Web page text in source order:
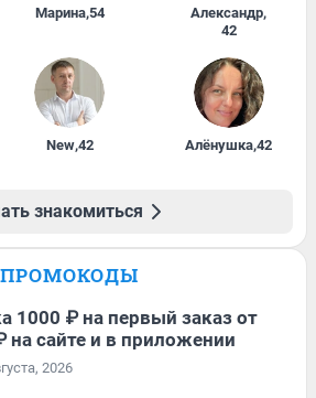
Марина,54 Александр,
42
New,42 Алёнушка,42
знакомиться
ПРОМОКОДЫ
1000 ₽ на первый заказ от
на сайте и в приложении
2026